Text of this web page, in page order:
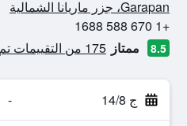
Garapan، جزر ماريانا الشمالية
+1 670 588 1688
8.5 ممتاز 175 من التقييمات تم التحقق منها
ج 14/8 -